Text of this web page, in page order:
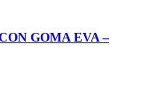
GOMA EVA –